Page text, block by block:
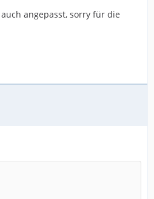
angepasst, sorry für die